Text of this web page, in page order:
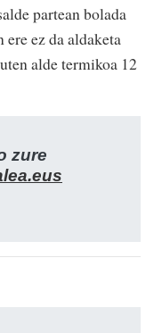
partean bolada
ez da aldaketa
alde termikoa 12
zure